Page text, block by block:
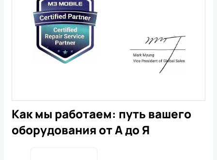
Как мы работаем: путь вашего
оборудования от А до Я